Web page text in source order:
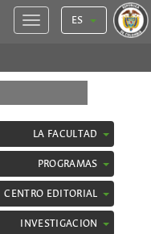
ES
LA FACULTAD
PROGRAMAS
CENTRO EDITORIAL
INVESTIGACION